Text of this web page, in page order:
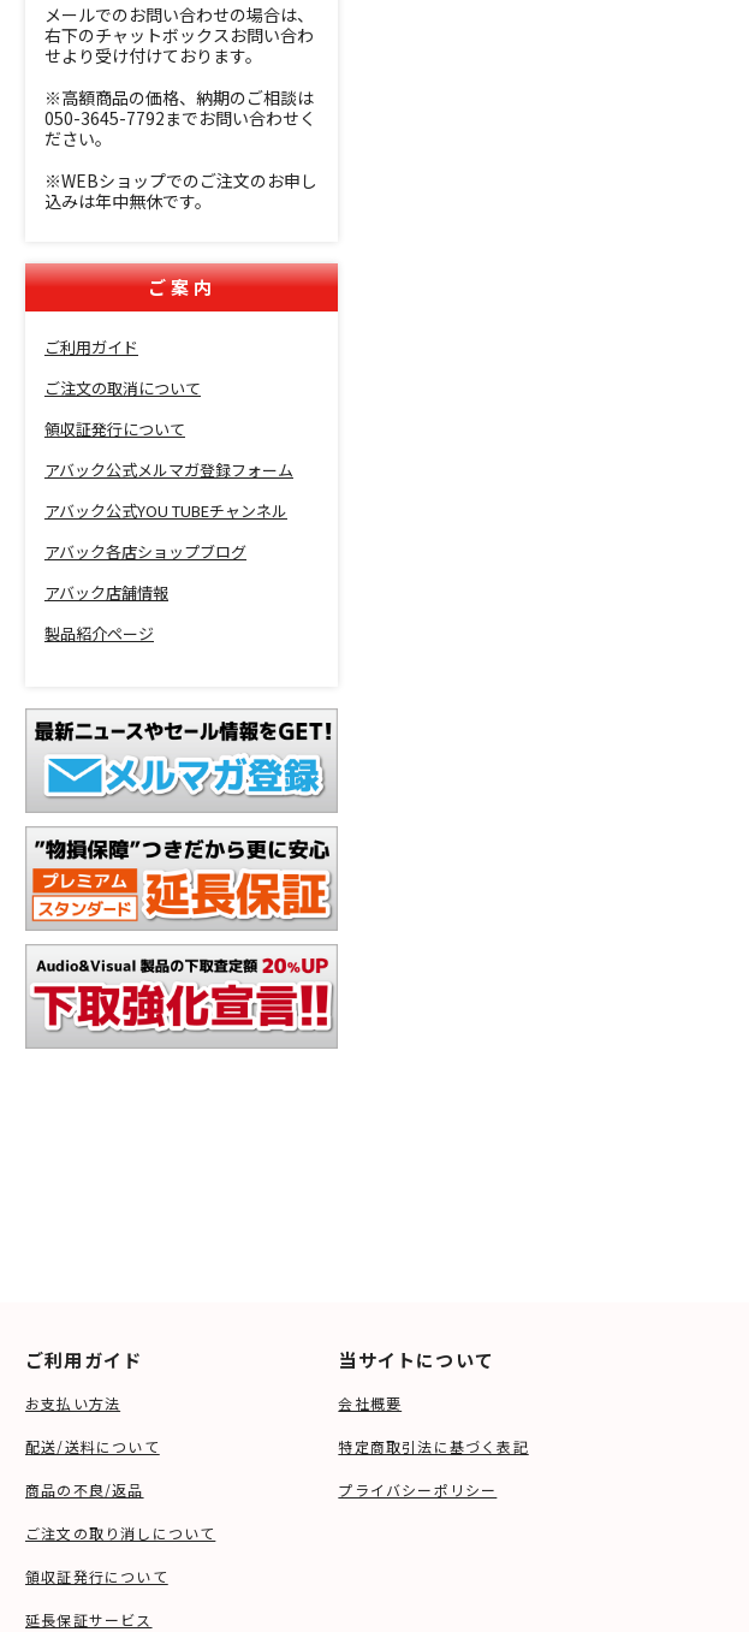
メールでのお問い合わせの場合は、
右下のチャットボックスお問い合わ
せより受け付けております。
※高額商品の価格、納期のご相談は
050-3645-7792までお問い合わせく
ださい。
※WEBショップでのご注文のお申し
込みは年中無休です。
ご案内
ご利用ガイド
ご注文の取消について
領収証発行について
アバック公式メルマガ登録フォーム
アバック公式YOU TUBEチャンネル
アバック各店ショップブログ
アバック店舗情報
製品紹介ページ
ご利用ガイド
お支払い方法
配送/送料について
商品の不良/返品
ご注文の取り消しについて
領収証発行について
延長保証サービス
当サイトについて
会社概要
特定商取引法に基づく表記
プライバシーポリシー